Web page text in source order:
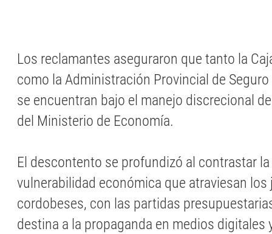
Los reclamantes aseguraron que tanto la
como la Administración Provincial de Seguro
se encuentran bajo el manejo discrecional
del Ministerio de Economía.
El descontento se profundizó al contrastar
vulnerabilidad económica que atraviesan
cordobeses, con las partidas
destina a la propaganda en medios digitales